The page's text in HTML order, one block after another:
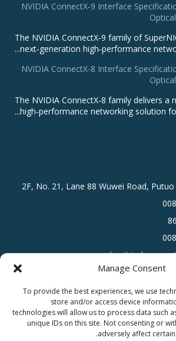
Manage Consent
To provide the best experiences, we use
store and/or access device
technologies will allow us to process data such
unique IDs on this site. Not consenting or
adversely affect
NVIDIA ConnectX‑9 Interface
The NVIDIA ConnectX‑9 family of
next‑generation high‑performance
NVIDIA ConnectX-8 Interface
The NVIDIA ConnectX‑8 family delivers a
high‑performance networking solution for
2F, No. 21, Lane 88 Wuwei Road,
sales # tarluz.com
Copyright 2025 © SHANGHAI